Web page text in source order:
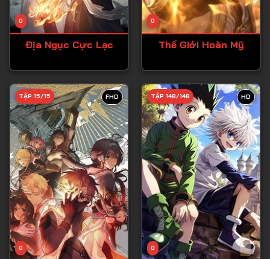
Tập 25
Tập 26
Tập 29
Tập 30
Tập 31
Tập 32
Tập 33
Tập 34
Tập 35
Tập 36
0
Địa Ngục Cực Lạc
0
Thế Giới Hoàn Mỹ
FHD
0
TẬP 15/15 HD
0
TẬP 148/148